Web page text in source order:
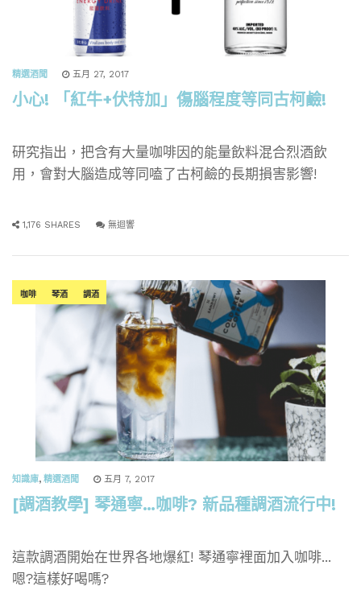
精選酒聞 五月 27, 2017
小心! 「紅牛+伏特加」傷腦程度等同古柯鹼!
研究指出，把含有大量咖啡因的能量飲料混合烈酒飲
用，會對大腦造成等同嗑了古柯鹼的長期損害影響!
1,176 SHARES 無迴響
咖啡 琴酒 調酒
知識庫, 精選酒聞 五月 7, 2017
[調酒教學] 琴通寧…咖啡? 新品種調酒流行中!
這款調酒開始在世界各地爆紅! 琴通寧裡面加入咖啡...
嗯?這樣好喝嗎?